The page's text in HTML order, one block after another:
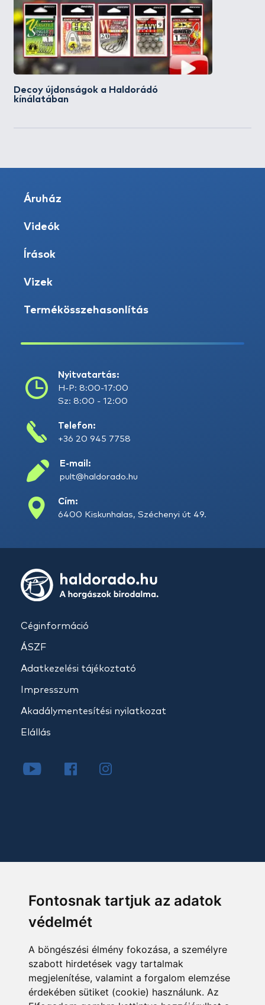
Fontosnak tartjuk az adatok
védelmét
A böngészési élmény fokozása, a személyre
szabott hirdetések vagy tartalmak
megjelenítése, valamint a forgalom elemzése
érdekében sütiket (cookie) használunk. Az
Decoy újdonságok a Haldorádó
kínálatában
Áruház
Videók
Írások
Vizek
Termékösszehasonlítás
Nyitvatartás:
H-P: 8:00-17:00
Sz: 8:00 - 12:00
Telefon:
+36 20 945 7758
E-mail:
pult@haldorado.hu
Cím:
6400 Kiskunhalas, Széchenyi út 49.
Céginformáció
ÁSZF
Adatkezelési tájékoztató
Impresszum
Akadálymentesítési nyilatkozat
Elállás